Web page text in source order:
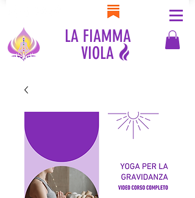
LA FIAMMA
VIOLA